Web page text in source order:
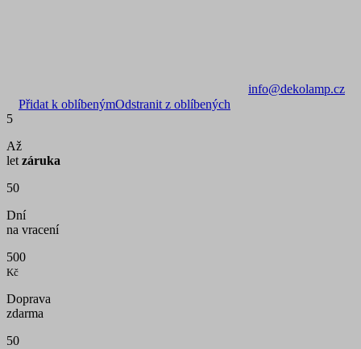
info@dekolamp.cz
Přidat k oblíbenýmOdstranit z oblíbených
5
Až
let záruka
50
Dní
na vracení
500
Kč
Doprava
zdarma
50